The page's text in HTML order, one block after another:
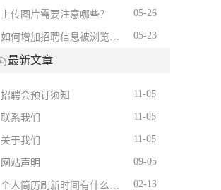
上传图片需要注意哪些？ 05-26
如何增加招聘信息被浏览到的次数？ 05-23
最新文章
招聘会预订须知 11-05
联系我们 11-05
关于我们 11-05
网站声明 09-05
个人简历刷新时间有什么用？ 02-13